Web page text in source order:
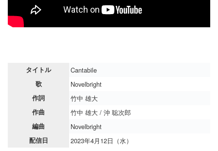
タイトル Cantabile
歌 Novelbright
作詞 竹中 雄大
作曲 竹中 雄大 / 沖 聡次郎
編曲 Novelbright
配信日 2023年4月12日（水）